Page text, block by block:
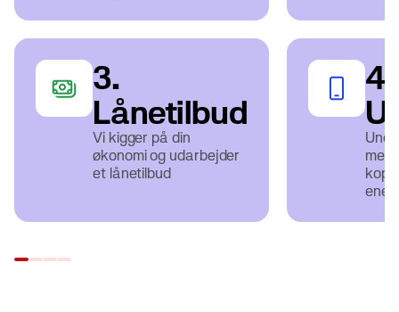
3.
Lånetilbud
Vi kigger på din
økonomi og udarbejder
et lånetilbud
4.
med
kopi